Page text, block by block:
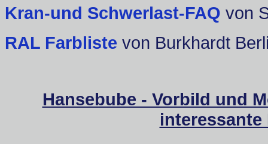
Kran-und Schwerlast-FAQ von
RAL Farbliste von Burkhardt
Hansebube - Vorbild und